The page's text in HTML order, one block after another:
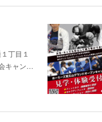
丁目１
キャン…